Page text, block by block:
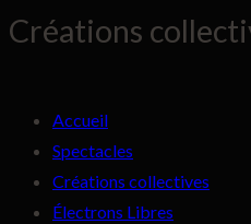
Créations
Accueil
Spectacles
Créations collectives
Électrons Libres